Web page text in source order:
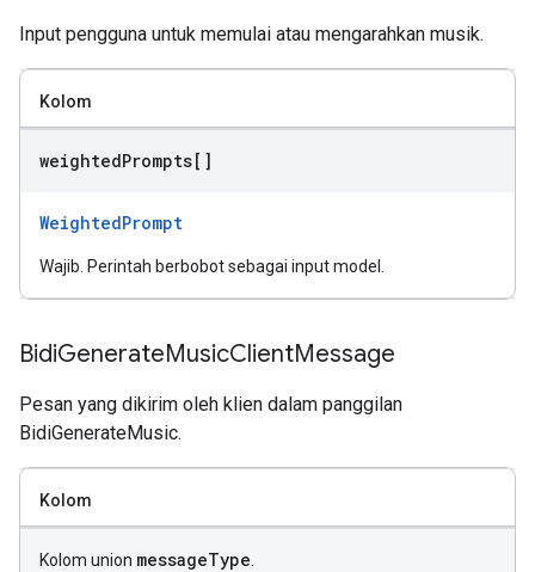
Input pengguna untuk memulai atau mengarahkan musik.
Kolom
weightedPrompts[]
WeightedPrompt
Wajib. Perintah berbobot sebagai input model.
BidiGenerateMusicClientMessage
Pesan yang dikirim oleh klien dalam panggilan
BidiGenerateMusic.
Kolom
Kolom union messageType